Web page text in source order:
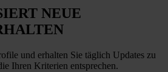
NEUE
und erhalten Sie täglich Updates zu
Ihren Kriterien entsprechen.